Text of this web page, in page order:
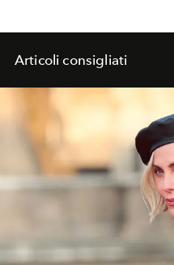
Articoli consigliati